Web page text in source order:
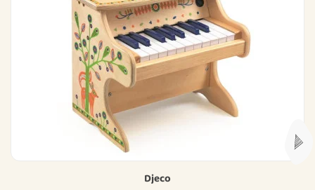
Djeco